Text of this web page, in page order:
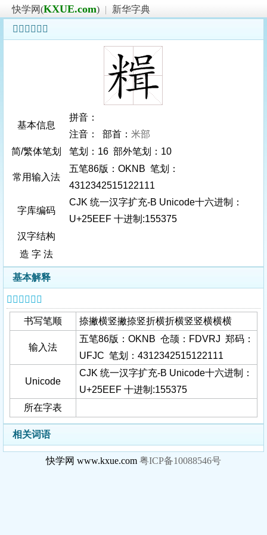
快学网(KXUE.com) |
新华字典
𥻯字基本信息
基本信息
拼音：
注音： 部首： 米部
简/繁体笔划
笔划：16 部外笔划：10
常用输入法
五笔86版：OKNB 笔划：
4312342515122111
字库编码
CJK 统一汉字扩充-B Unicode十六进制：
U+25EEF 十进制:155375
汉字结构
造 字 法
基本解释
𥻯字基本信息
书写笔顺 捺撇横竖撇捺竖折横折横竖竖横横横
输入法
五笔86版：OKNB 仓颉：FDVRJ 郑码：
UFJC 笔划：4312342515122111
Unicode
CJK 统一汉字扩充-B Unicode十六进制：
U+25EEF 十进制:155375
所在字表
相关词语
快学网 www.kxue.com 粤ICP备10088546号